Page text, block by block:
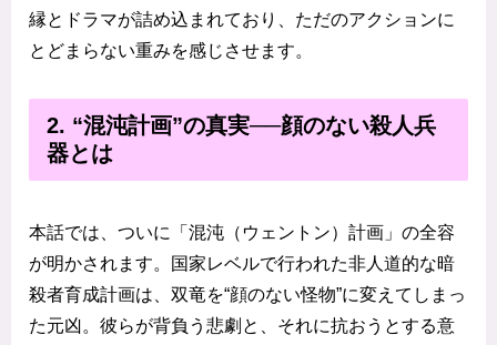
縁とドラマが詰め込まれており、ただのアクションに
とどまらない重みを感じさせます。
2. “混沌計画”の真実──顔のない殺人兵
器とは
本話では、ついに「混沌（ウェントン）計画」の全容
が明かされます。国家レベルで行われた非人道的な暗
殺者育成計画は、双竜を“顔のない怪物”に変えてしまっ
た元凶。彼らが背負う悲劇と、それに抗おうとする意